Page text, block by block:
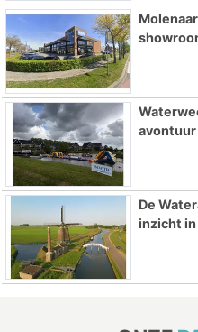
avontuur
De
inzicht